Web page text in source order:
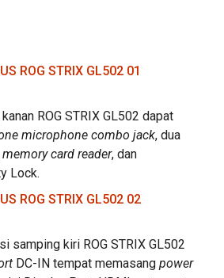
ROG STRIX GL502 dapat
microphone combo jack, dua
memory card reader, dan
Lock.
samping kiri ROG STRIX GL502
DC-IN tempat memasang power